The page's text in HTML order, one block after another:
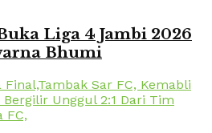
Liga 4 Jambi 2026
Bhumi